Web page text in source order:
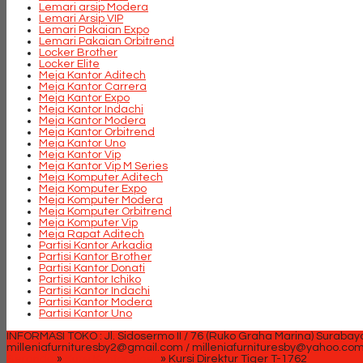
Lemari arsip Modera
Lemari Arsip VIP
Lemari Pakaian Expo
Lemari Pakaian Orbitrend
Locker Brother
Locker Elite
Meja Kantor Aditech
Meja Kantor Carrera
Meja Kantor Expo
Meja Kantor Indachi
Meja Kantor Modera
Meja Kantor Orbitrend
Meja Kantor Uno
Meja Kantor Vip
Meja Kantor Vip M Series
Meja Komputer Aditech
Meja Komputer Expo
Meja Komputer Modera
Meja Komputer Orbitrend
Meja Komputer Vip
Meja Rapat Aditech
Partisi Kantor Arkadia
Partisi Kantor Brother
Partisi Kantor Donati
Partisi Kantor Ichiko
Partisi Kantor Indachi
Partisi Kantor Modera
Partisi Kantor Uno
INFORMASI TOKO : Jl. Sidosermo II / 76 (Ruko Graha Marina)
milleniafurnituresby2@gmail.com / milleniafurnituresby@yahoo.com
» » Kursi Direktur Tiger T-1762